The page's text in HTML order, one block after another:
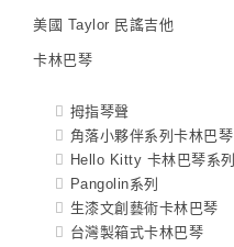
美國 Taylor 民謠吉他
卡林巴琴
拇指琴聲
角落小夥伴系列卡林巴琴
Hello Kitty 卡林巴琴系列
Pangolin系列
生漆文創藝術卡林巴琴
台灣製箱式卡林巴琴